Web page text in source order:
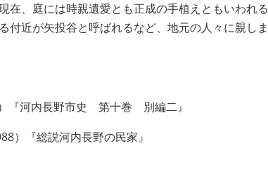
在、庭には時親遺愛とも正成の手植えともいわれる
近が矢投谷と呼ばれるなど、地元の人々に親しま
『河内長野市史 第十巻 別編二』
）『総説河内長野の民家』